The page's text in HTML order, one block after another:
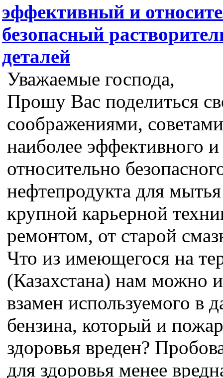
эффективный и
безопасный
деталей
Уважаемые господа,
Прошу Вас поделиться
соображениями,
наиболее эффективного
относительно
нефтепродукта для
крупной карьерной
ремонтом, от старой
Что из имеющегося на
(Казахстана) нам можно
взамен используемого в
бензина, который и
здоровья вреден?
для здоровья менее